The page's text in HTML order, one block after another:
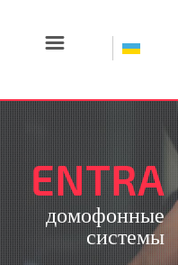
☰
ENTRA
домофонные
системы